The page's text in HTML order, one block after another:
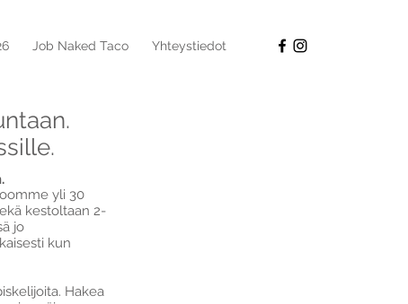
Job Naked Taco Yhteystiedot
yli 30
kestoltaan 2-
jo
kun
Hakea